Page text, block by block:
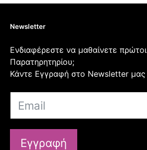
Newsletter
Ενδιαφέρεστε να μαθαίνετε
Παρατηρητηρίου;
Κάντε Εγγραφή στο Newsletter μας
Εγγραφή